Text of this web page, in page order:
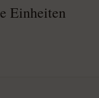
Einheiten